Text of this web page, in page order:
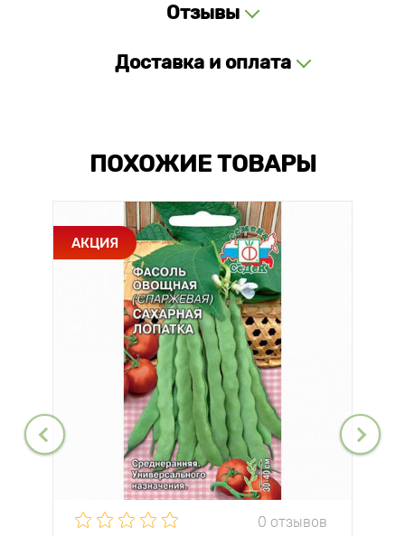
Отзывы
Доставка и оплата
ПОХОЖИЕ ТОВАРЫ
АКЦИЯ
0 отзывов